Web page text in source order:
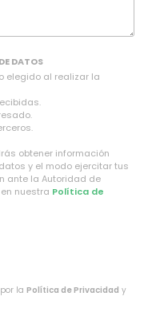
DATOS
elegido al realizar la
obtener información
y el modo ejercitar tus
ante la Autoridad de
nuestra Política de
la Política de Privacidad y